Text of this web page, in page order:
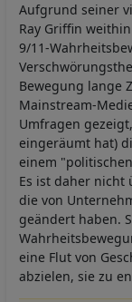
Aufgrund seiner
Ray Griffin
9/11-
Bewegung lange
Mainstream-
Umfragen
eingeräumt hat)
einem
Es ist daher nicht
die von
geändert haben.
eine Flut von
abzielen, sie zu